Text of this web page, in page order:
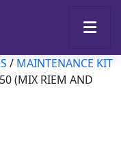
/ MAINTENANCE KIT
(MIX RIEM AND